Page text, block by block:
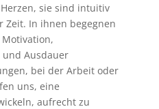
sie sind intuitiv
In ihnen begegnen
und Ausdauer
bei der Arbeit oder
uns, eine
aufrecht zu